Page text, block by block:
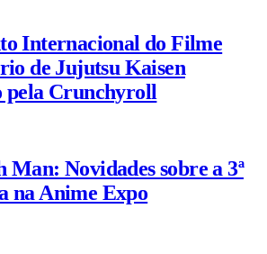
Internacional do Filme
de Jujutsu Kaisen
pela Crunchyroll
Man: Novidades sobre a 3ª
na Anime Expo